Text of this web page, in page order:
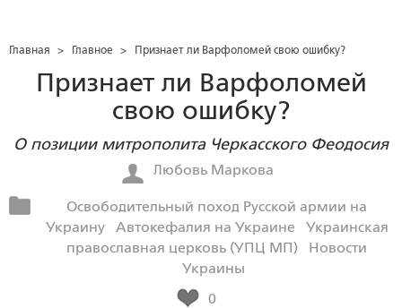
Главная > Главное > Признает ли Варфоломей свою ошибку?
Признает ли Варфоломей
свою ошибку?
О позиции митрополита Черкасского Феодосия
Любовь Маркова
Освободительный поход Русской армии на
Украину
Автокефалия на Украине
Украинская
православная церковь (УПЦ МП)
Новости
Украины
0